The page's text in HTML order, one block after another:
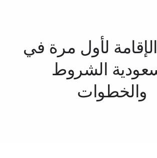
لأول مرة في
الشروط
والخطوات